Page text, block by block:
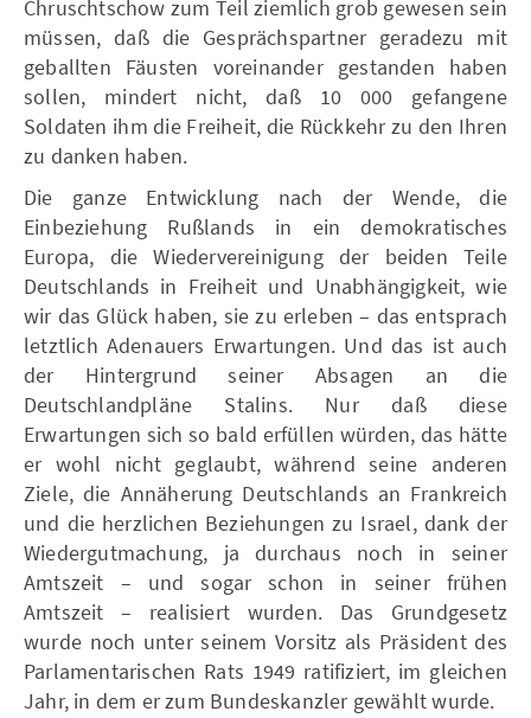
Chruschtschow zum Teil ziemlich grob gewesen sein
müssen, daß die Gesprächspartner geradezu mit
geballten Fäusten voreinander gestanden haben
sollen, mindert nicht, daß 10 000 gefangene
Soldaten ihm die Freiheit, die Rückkehr zu den Ihren
zu danken haben.
Die ganze Entwicklung nach der Wende, die
Einbeziehung Rußlands in ein demokratisches
Europa, die Wiedervereinigung der beiden Teile
Deutschlands in Freiheit und Unabhängigkeit, wie
wir das Glück haben, sie zu erleben – das entsprach
letztlich Adenauers Erwartungen. Und das ist auch
der Hintergrund seiner Absagen an die
Deutschlandpläne Stalins. Nur daß diese
Erwartungen sich so bald erfüllen würden, das hätte
er wohl nicht geglaubt, während seine anderen
Ziele, die Annäherung Deutschlands an Frankreich
und die herzlichen Beziehungen zu Israel, dank der
Wiedergutmachung, ja durchaus noch in seiner
Amtszeit – und sogar schon in seiner frühen
Amtszeit – realisiert wurden. Das Grundgesetz
wurde noch unter seinem Vorsitz als Präsident des
Parlamentarischen Rats 1949 ratifiziert, im gleichen
Jahr, in dem er zum Bundeskanzler gewählt wurde.